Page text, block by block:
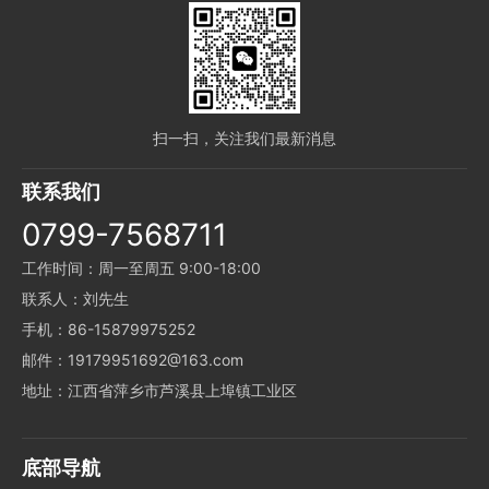
扫一扫，关注我们最新消息
联系我们
0799-7568711
工作时间：周一至周五 9:00-18:00
联系人：刘先生
手机：86-15879975252
邮件：19179951692@163.com
地址：江西省萍乡市芦溪县上埠镇工业区
底部导航